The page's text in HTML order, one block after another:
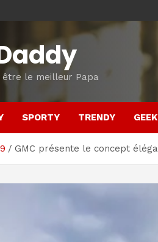
être le meilleur Papa
SPORTY TRENDY
GMC présente le concept